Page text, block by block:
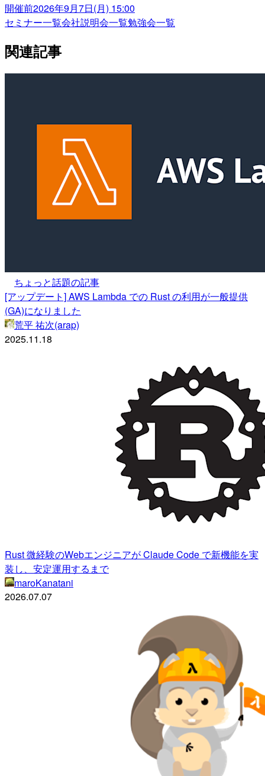
開催前2026年9月7日(月) 15:00
セミナー一覧会社説明会一覧勉強会一覧
関連記事
ちょっと話題の記事
[アップデート] AWS Lambda での Rust の利用が一般提供
(GA)になりました
荒平 祐次(arap)
2025.11.18
Rust 微経験のWebエンジニアが Claude Code で新機能を実
装し、安定運用するまで
maroKanatani
2026.07.07